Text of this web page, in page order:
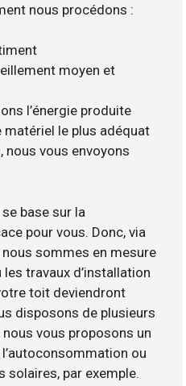
nous procédons :
moyen et
l’énergie produite
le plus adéquat
nous vous envoyons
base sur la
pour vous. Donc, via
nous sommes en mesure
travaux d’installation
toit deviendront
disposons de plusieurs
vous proposons un
ou
solaires, par exemple.